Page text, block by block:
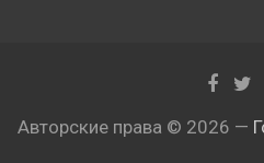
Авторские права © 2026 —